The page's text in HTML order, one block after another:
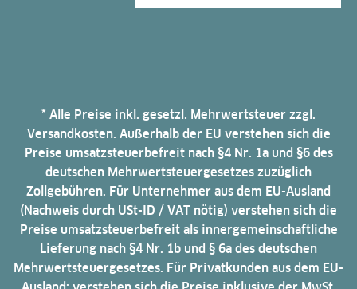
* Alle Preise inkl. gesetzl. Mehrwertsteuer zzgl.
Versandkosten. Außerhalb der EU verstehen sich die
Preise umsatzsteuerbefreit nach §4 Nr. 1a und §6 des
deutschen Mehrwertsteuergesetzes zuzüglich
Zollgebühren. Für Unternehmer aus dem EU-Ausland
(Nachweis durch USt-ID / VAT nötig) verstehen sich die
Preise umsatzsteuerbefreit als innergemeinschaftliche
Lieferung nach §4 Nr. 1b und § 6a des deutschen
Mehrwertsteuergesetzes. Für Privatkunden aus dem EU-